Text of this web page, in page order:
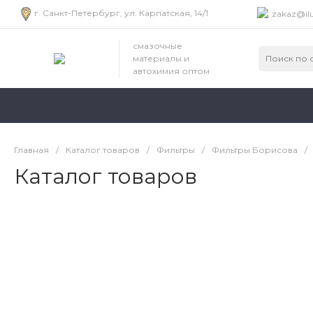
г. Санкт-Петербург, ул. Карпатская, 14/1
смазочные
материалы и
автохимия оптом
Главная / Каталог товаров / Фильтры / Фильтры Борисова /
Каталог товаров